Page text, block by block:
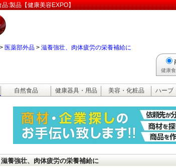
:製品【健康美容EXPO】
> 医薬部外品 > 滋養強壮、肉体疲労の栄養補給に
健康
自然食品 健康器具・用品 美容・化粧品 ハーブ
滋養強壮、肉体疲労の栄養補給に